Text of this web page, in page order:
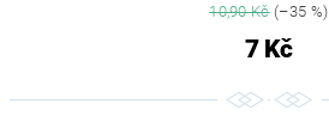
10,90 Kč(–35 %)
7 Kč